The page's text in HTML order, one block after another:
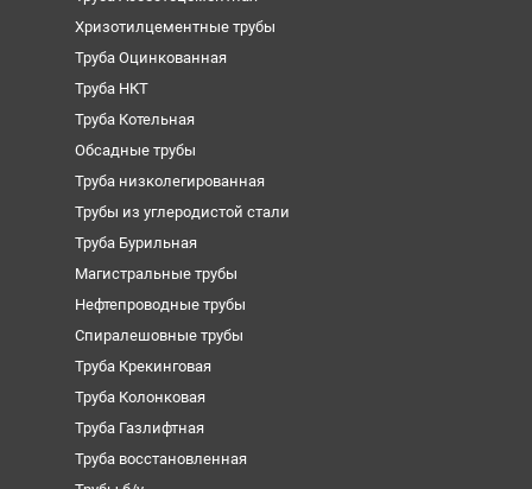
Хризотилцементные трубы
Труба Оцинкованная
Труба НКТ
Труба Котельная
Обсадные трубы
Труба низколегированная
Трубы из углеродистой стали
Труба Бурильная
Магистральные трубы
Нефтепроводные трубы
Спиралешовные трубы
Труба Крекинговая
Труба Колонковая
Труба Газлифтная
Труба восстановленная